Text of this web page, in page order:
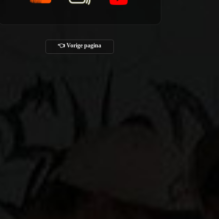
👈 Vorige pagina